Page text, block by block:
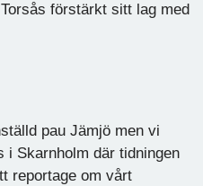
förstärkt sitt lag med
pau Jämjö men vi
Skarnholm där tidningen
reportage om vårt